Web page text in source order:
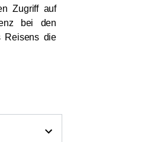
Zugriff auf
bei den
Reisens die